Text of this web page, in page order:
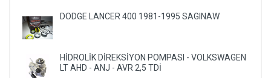
DODGE LANCER 400 1981-1995 SAGINAW
HİDROLİK DİREKSİYON POMPASI - VOLKSWAGEN
LT AHD - ANJ - AVR 2,5 TDİ